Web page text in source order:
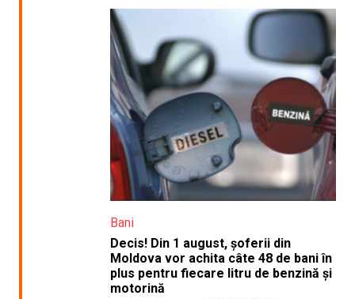
Bani
Decis! Din 1 august, șoferii din
Moldova vor achita câte 48 de bani în
plus pentru fiecare litru de benzină și
motorină